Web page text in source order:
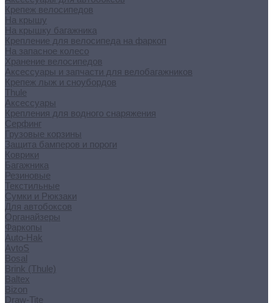
Крепеж велосипедов
На крышу
На крышку багажника
Крепление для велосипеда на фаркоп
На запасное колесо
Хранение велосипедов
Аксессуары и запчасти для велобагажников
Крепеж лыж и сноубордов
Thule
Аксессуары
Крепления для водного снаряжения
Серфинг
Грузовые корзины
Защита бамперов и пороги
Коврики
Багажника
Резиновые
Текстильные
Сумки и Рюкзаки
Для автобоксов
Органайзеры
Фаркопы
Auto-Hak
AvtoS
Bosal
Brink (Thule)
Baltex
Bizon
Draw-Tite